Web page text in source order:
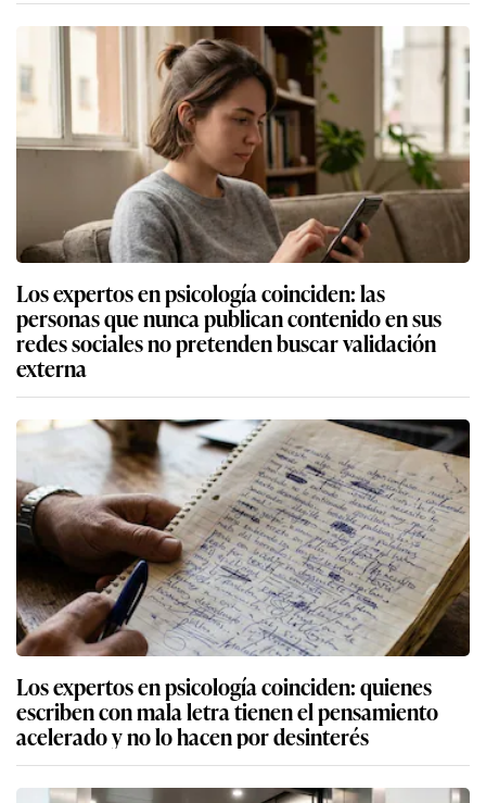
Los expertos en psicología coinciden: las
personas que nunca publican contenido en sus
redes sociales no pretenden buscar validación
externa
Los expertos en psicología coinciden: quienes
escriben con mala letra tienen el pensamiento
acelerado y no lo hacen por desinterés